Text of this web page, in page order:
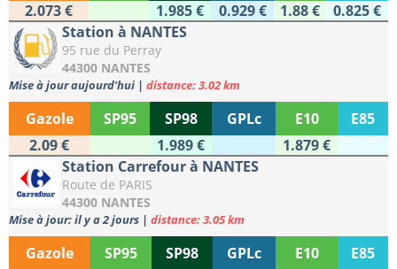
2.073 €
1.985 € 0.929 € 1.88 €
0.825 €
Station à NANTES
95 rue du Perray
44300 NANTES
Mise à jour aujourd'hui | distance: 3.02 km
Gazole SP95 SP98 GPLc E10
E85
2.09 €
1.989 €
1.879 €
Station Carrefour à NANTES
Route de PARIS
44300 NANTES
Mise à jour: il y a 2 jours | distance: 3.05 km
Gazole SP95 SP98 GPLc E10
E85